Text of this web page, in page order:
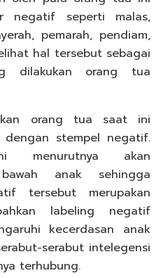
negatif seperti malas,
pemarah, pendiam,
hal tersebut sebagai
dilakukan orang tua
orang tua saat ini
dengan stempel negatif.
menurutnya akan
anak sehingga
tersebut merupakan
labeling negatif
kecerdasan anak
serabut intelegensi
terhubung.